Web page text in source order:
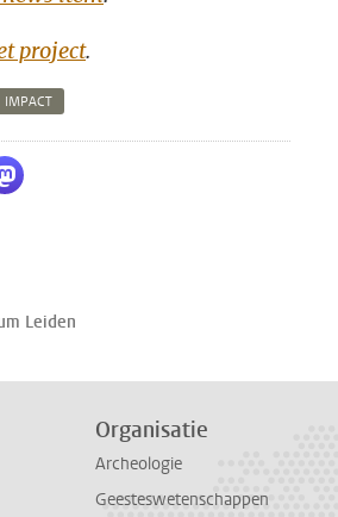
project.
IMPACT
LinkedIn
via WhatsApp
Delen via Mastodon
Leiden
Organisatie
Archeologie
Geesteswetenschappen